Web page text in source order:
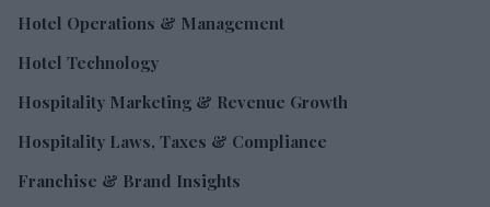
Hotel Operations & Management
Hotel Technology
Hospitality Marketing & Revenue Growth
Hospitality Laws, Taxes & Compliance
Franchise & Brand Insights